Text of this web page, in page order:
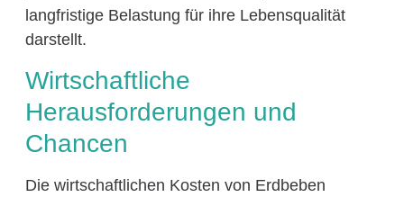
langfristige Belastung für ihre Lebensqualität
darstellt.
Wirtschaftliche
Herausforderungen und
Chancen
Die wirtschaftlichen Kosten von Erdbeben